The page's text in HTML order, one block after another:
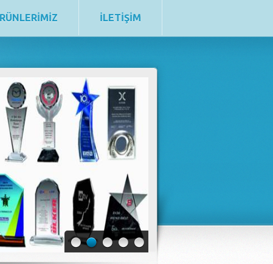
İLETİŞİM